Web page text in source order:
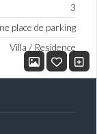
3
place de parking
Villa / Residence